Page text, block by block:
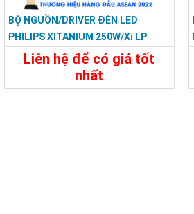
BỘ NGUỒN/DRIVER ĐÈN LED
PHILIPS XITANIUM 250W/Xi LP
250W 0.5–1.5A S1 WL I215
Liên hệ để có giá tốt
nhất